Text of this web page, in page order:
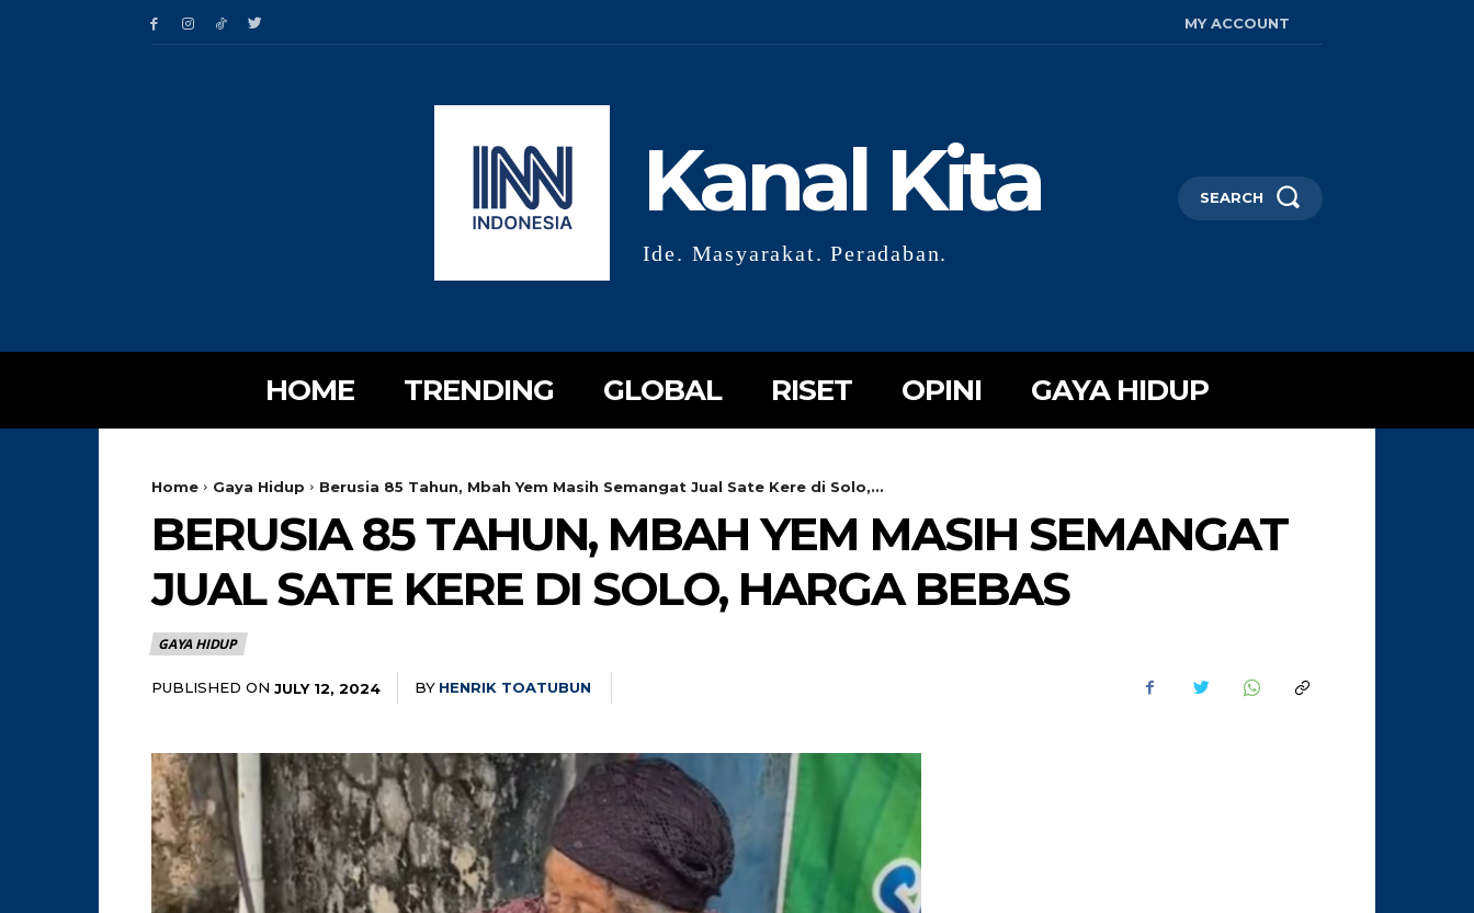
MY ACCOUNT
Kanal Kita
Ide. Masyarakat. Peradaban.
SEARCH
HOME TRENDING GLOBAL RISET OPINI GAYA HIDUP
Home Gaya Hidup Berusia 85 Tahun, Mbah Yem Masih Semangat Jual Sate Kere di Solo,...
BERUSIA 85 TAHUN, MBAH YEM MASIH SEMANGAT
JUAL SATE KERE DI SOLO, HARGA BEBAS
GAYA HIDUP
PUBLISHED ON JULY 12, 2024 BY HENRIK TOATUBUN